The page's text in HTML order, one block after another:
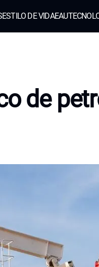
ESTILO DE VIDAEAU
de